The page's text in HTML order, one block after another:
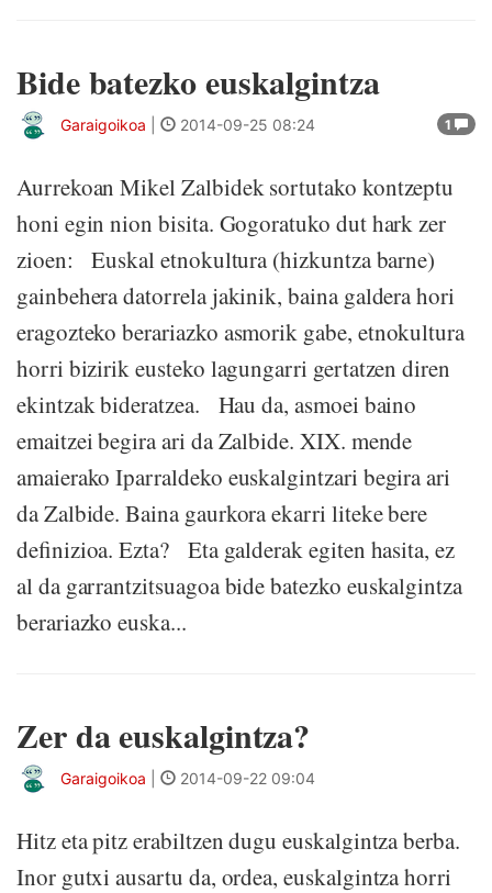
Bide batezko euskalgintza
1
Garaigoikoa 2014-09-25 08:24
Aurrekoan Mikel Zalbidek sortutako kontzeptu
honi egin nion bisita. Gogoratuko dut hark zer
zioen: Euskal etnokultura (hizkuntza barne)
gainbehera datorrela jakinik, baina galdera hori
eragozteko berariazko asmorik gabe, etnokultura
horri bizirik eusteko lagungarri gertatzen diren
ekintzak bideratzea. Hau da, asmoei baino
emaitzei begira ari da Zalbide. XIX. mende
amaierako Iparraldeko euskalgintzari begira ari
da Zalbide. Baina gaurkora ekarri liteke bere
definizioa. Ezta? Eta galderak egiten hasita, ez
al da garrantzitsuagoa bide batezko euskalgintza
berariazko euska...
Zer da euskalgintza?
Garaigoikoa 2014-09-22 09:04
Hitz eta pitz erabiltzen dugu euskalgintza berba.
Inor gutxi ausartu da, ordea, euskalgintza horri